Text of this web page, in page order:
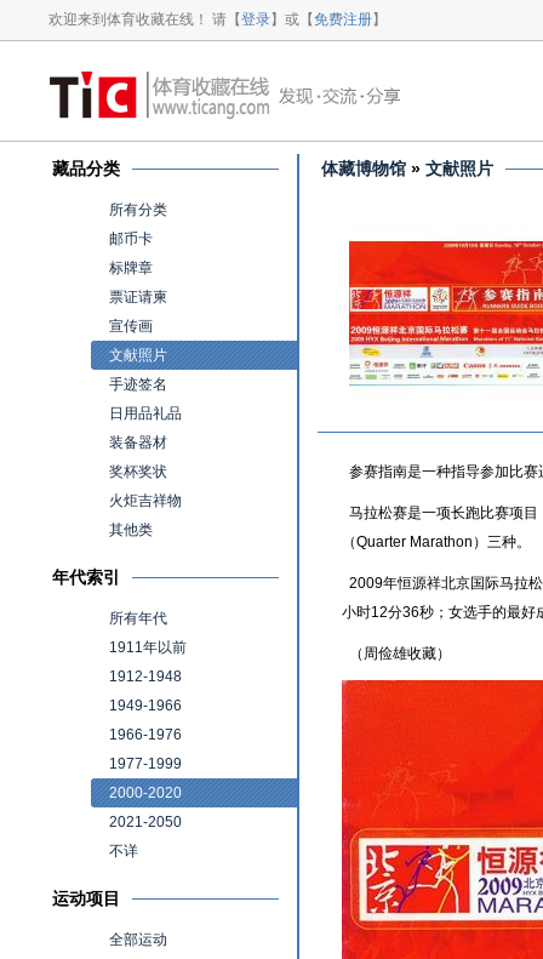
欢迎来到体育收藏在线！ 请【登录】或【免费注册】
藏品分类
所有分类
邮币卡
标牌章
票证请柬
宣传画
文献照片
手迹签名
日用品礼品
装备器材
奖杯奖状
火炬吉祥物
其他类
年代索引
所有年代
1911年以前
1912-1948
1949-1966
1966-1976
1977-1999
2000-2020
2021-2050
不详
运动项目
全部运动
体藏博物馆 » 文献照片
参赛指南是一种指导参加比
马拉松赛是一项长跑比赛项
（Quarter Marathon）三种。
2009年恒源祥北京国际马拉
小时12分36秒；女选手的最好
（周俭雄收藏）